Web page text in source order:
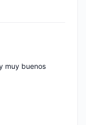
muy buenos